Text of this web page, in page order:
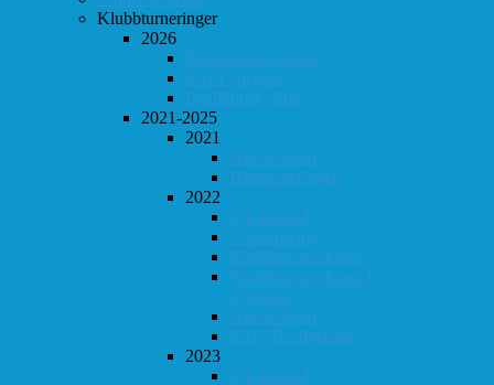
Klubbturneringer
2026
Klubbmesterskapet
KM Lynsjakk
Lyn/Hurtig våren
2021-2025
2021
Høst-konrad
Høstturneringen
2022
Vår-konrad
Vårturnering
Klubbmesterskapet
Klubbmesterskapet i
Lynsjakk
Høst-konrad
KM i Hurtigsjakk
2023
Vår-konrad